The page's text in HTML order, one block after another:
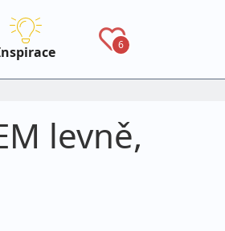
6
levně,